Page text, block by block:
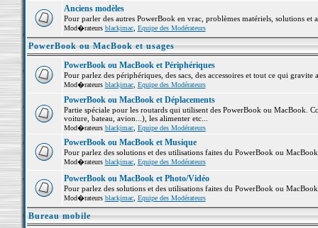
Anciens modèles
Pour parler des autres PowerBook en vrac, problèmes matériels, solutions et
Mod�rateurs blackjmac, Equipe des Modérateurs
PowerBook ou MacBook et usages
PowerBook ou MacBook et Périphériques
Pour parlez des périphériques, des sacs, des accessoires et tout ce qui
Mod�rateurs blackjmac, Equipe des Modérateurs
PowerBook ou MacBook et Déplacements
Partie spéciale pour les routards qui utilisent des PowerBook ou MacBook.
voiture, bateau, avion...), les alimenter etc...
Mod�rateurs blackjmac, Equipe des Modérateurs
PowerBook ou MacBook et Musique
Pour parlez des solutions et des utilisations faites du PowerBook ou
Mod�rateurs blackjmac, Equipe des Modérateurs
PowerBook ou MacBook et Photo/Vidéo
Pour parlez des solutions et des utilisations faites du PowerBook ou
Mod�rateurs blackjmac, Equipe des Modérateurs
Bureau mobile